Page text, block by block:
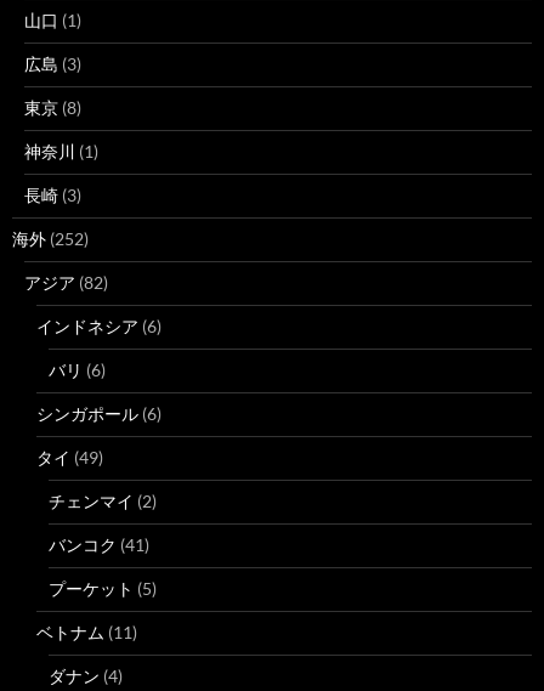
山口 (1)
広島 (3)
東京 (8)
神奈川 (1)
長崎 (3)
海外 (252)
アジア (82)
インドネシア (6)
バリ (6)
シンガポール (6)
タイ (49)
チェンマイ (2)
バンコク (41)
プーケット (5)
ベトナム (11)
ダナン (4)